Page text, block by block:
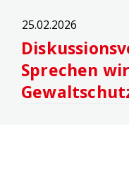
25.02.2026
Sprechen